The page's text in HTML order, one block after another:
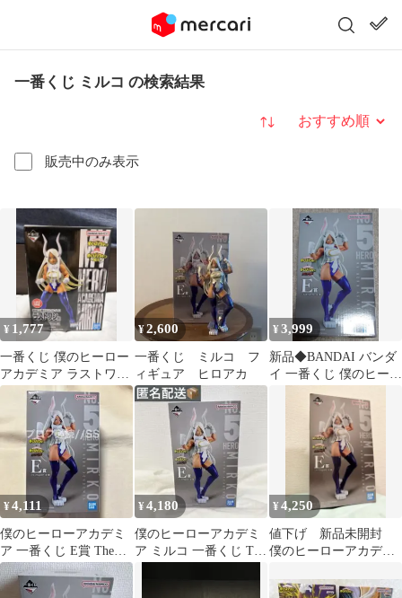
一番くじ ミルコ の検索結果
販売中のみ表示
並び替え
¥ 1,777
一番くじ 僕のヒーロー
アカデミア ラストワン
賞 ミルコ フィギュア
¥2,600
一番くじ ミルコ フ
ィギュア ヒロアカ
¥3,999
新品◆BANDAI バンダ
イ 一番くじ 僕のヒーロ
ーアカデミア E賞 ミル
¥4,111
僕のヒーローアカデミ
ア 一番くじ E賞 The
Top5！ フィギュア（ミ
ルコ）
¥4,180
僕のヒーローアカデミ
ア ミルコ 一番くじ The
¥4,250
値下げ 新品未開封
僕のヒーローアカデミ
番くじ